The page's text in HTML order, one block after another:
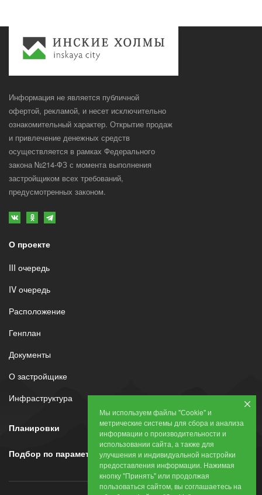
Информация не является публичной
офертой, рекламой, и несет исключительно
ознакомительный характер. Открытие продаж
и привлечение денежных средств
осуществляется в рамках Федерального
закона №214-ФЗ с момента выполнения
застройщиком всех требований,
предусмотренных законом.
О проекте
III очередь
IV очередь
Расположение
Генплан
Документы
О застройщике
Инфраструктура
Планировки
Подбор по параметрам
Мы используем файлы "Сookie" и
метрические системы для сбора и анализа
информации о производительности и
использовании сайта, а также для
улучшения и индивидуальной настройки
предоставления информации. Нажимая
кнопку "Принять" или продолжая
пользоваться сайтом, вы соглашаетесь на